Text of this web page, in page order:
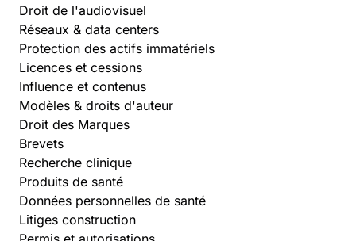
Droit de l'audiovisuel
Réseaux & data centers
Protection des actifs immatériels
Licences et cessions
Influence et contenus
Modèles & droits d'auteur
Droit des Marques
Brevets
Recherche clinique
Produits de santé
Données personnelles de santé
Litiges construction